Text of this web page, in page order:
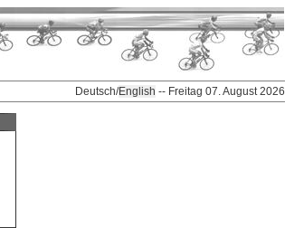
Deutsch/English -- Freitag 07. August 2026